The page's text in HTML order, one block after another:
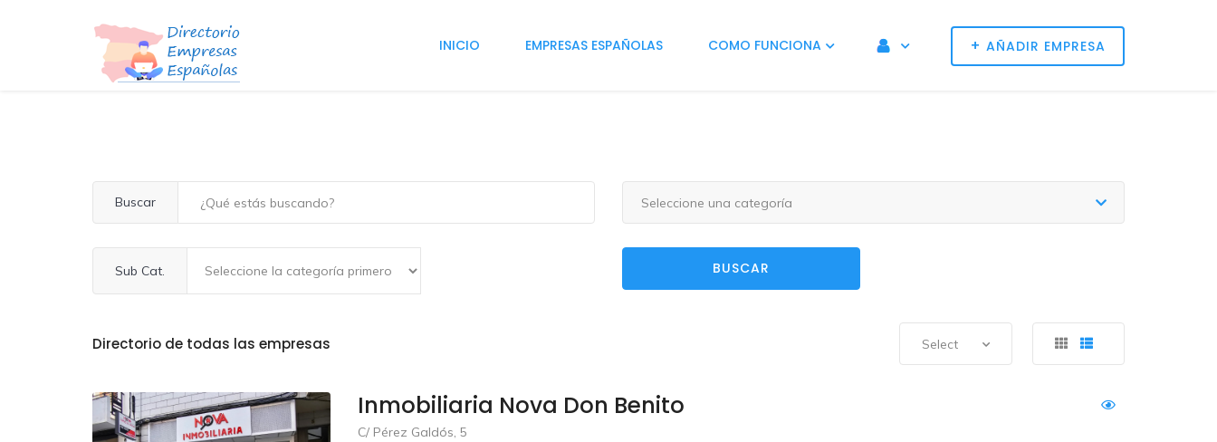
+ AÑADIR EMPRESA
INICIO EMPRESAS ESPAÑOLAS COMO FUNCIONA
Buscar Seleccione una categoría
Sub Cat. BUSCAR
Directorio de todas las empresas Select
Inmobiliaria Nova Don Benito
C/ Pérez Galdós, 5